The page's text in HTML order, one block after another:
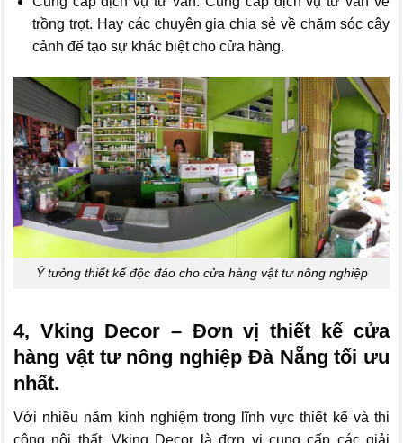
trồng trọt. Hay các chuyên gia chia sẻ về chăm sóc cây
cảnh để tạo sự khác biệt cho cửa hàng.
Ý tưởng thiết kế độc đáo cho cửa hàng vật tư nông nghiệp
4, Vking Decor – Đơn vị thiết kế cửa
hàng vật tư nông nghiệp Đà Nẵng tối ưu
nhất.
Với nhiều năm kinh nghiệm trong lĩnh vực thiết kế và thi
công nội thất.Vking Decor là đơn vị cung cấp các giải